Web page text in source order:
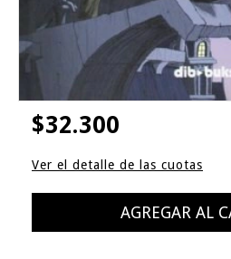
$32.300
Ver el detalle de las cuotas